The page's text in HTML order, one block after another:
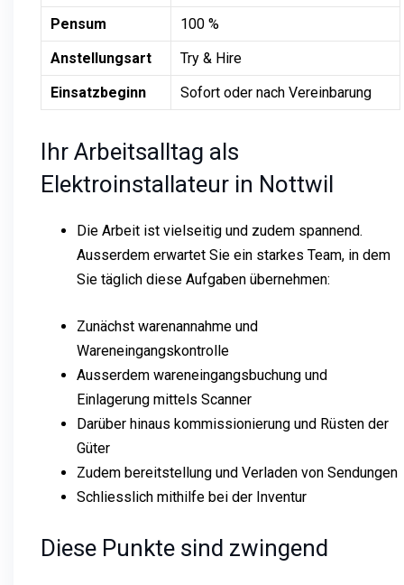
Pensum
100 %
Anstellungsart
Try & Hire
Einsatzbeginn
Sofort oder nach Vereinbarung
Ihr Arbeitsalltag als
Elektroinstallateur in Nottwil
Die Arbeit ist vielseitig und zudem spannend.
Ausserdem erwartet Sie ein starkes Team, in dem
Sie täglich diese Aufgaben übernehmen:
Zunächst warenannahme und
Wareneingangskontrolle
Ausserdem wareneingangsbuchung und
Einlagerung mittels Scanner
Darüber hinaus kommissionierung und Rüsten der
Güter
Zudem bereitstellung und Verladen von Sendungen
Schliesslich mithilfe bei der Inventur
Diese Punkte sind zwingend